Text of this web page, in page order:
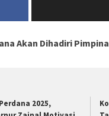
Akan Dihadiri
2025,